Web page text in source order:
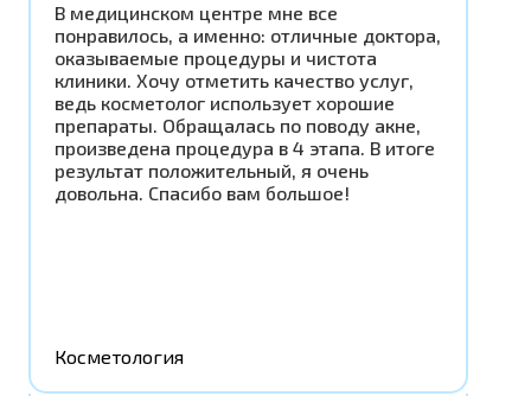
В медицинском центре мне все
понравилось, а именно: отличные доктора,
оказываемые процедуры и чистота
клиники. Хочу отметить качество услуг,
ведь косметолог использует хорошие
препараты. Обращалась по поводу акне,
произведена процедура в 4 этапа. В итоге
результат положительный, я очень
довольна. Спасибо вам большое!
Косметология